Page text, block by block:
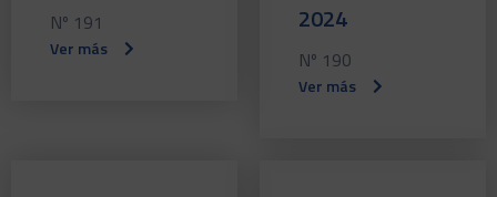
Nº 191
Ver más
2024
Nº 190
Ver más